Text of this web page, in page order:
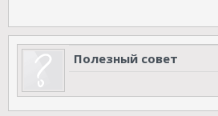
Полезный совет